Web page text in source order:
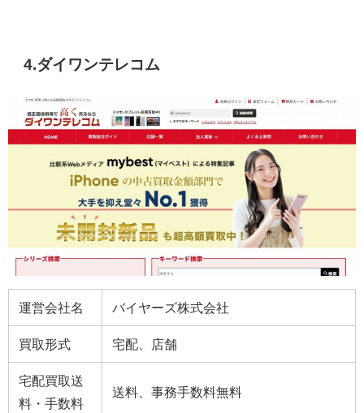
4.ダイワンテレコム
運営会社名 バイヤーズ株式会社
買取形式 宅配、店舗
宅配買取送
料・手数料
送料、事務手数料無料